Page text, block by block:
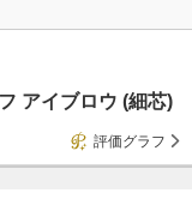
アイブロウ (細芯)
評価グラフ